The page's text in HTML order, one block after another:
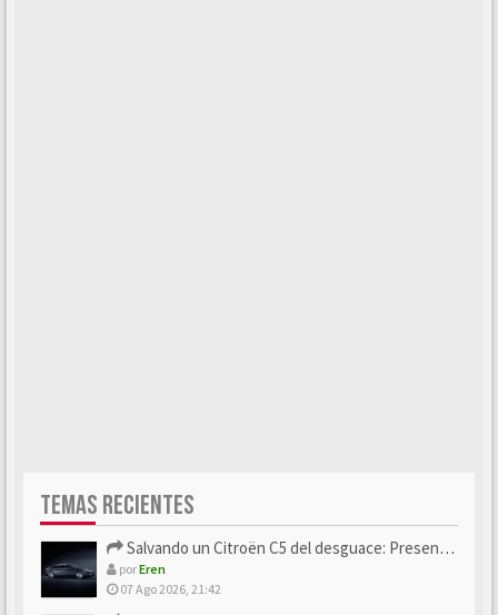
TEMAS RECIENTES
Salvando un Citroën C5 del desguace: Presentación y seguimiento
porEren
07 Ago 2026, 21:42